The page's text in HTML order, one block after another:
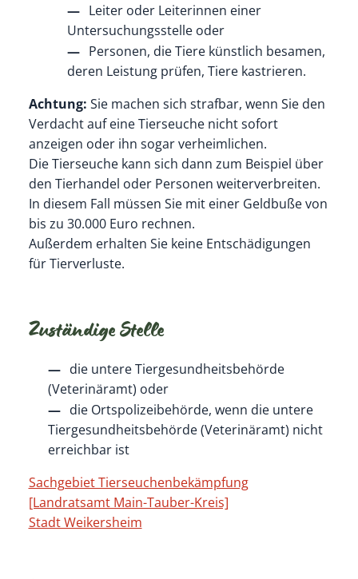
Leiter oder Leiterinnen einer
Untersuchungsstelle oder
Personen, die Tiere künstlich besamen,
deren Leistung prüfen, Tiere kastrieren.
Achtung: Sie machen sich strafbar, wenn Sie den
Verdacht auf eine Tierseuche nicht sofort
anzeigen oder ihn sogar verheimlichen.
Die Tierseuche kann sich dann zum Beispiel über
den Tierhandel oder Personen weiterverbreiten.
In diesem Fall müssen Sie mit einer Geldbuße von
bis zu 30.000 Euro rechnen.
Außerdem erhalten Sie keine Entschädigungen
für Tierverluste.
Zuständige Stelle
die untere Tiergesundheitsbehörde
(Veterinäramt) oder
die Ortspolizeibehörde, wenn die untere
Tiergesundheitsbehörde (Veterinäramt) nicht
erreichbar ist
Sachgebiet Tierseuchenbekämpfung
[Landratsamt Main-Tauber-Kreis]
Stadt Weikersheim